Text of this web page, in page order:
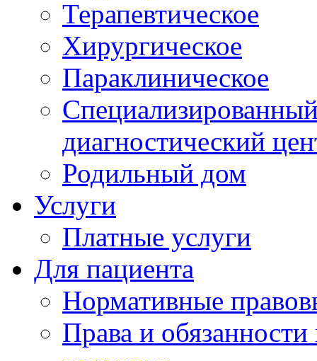
Терапевтическое
Хирургическое
Параклиническое
диагностический
Родильный дом
Услуги
Платные услуги
Для пациента
Нормативные
Права и